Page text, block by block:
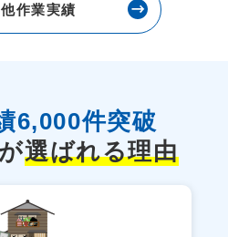
作業実績
6,000件突破
選ばれる理由